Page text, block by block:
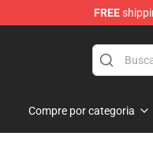
FREE
Compre por categoria